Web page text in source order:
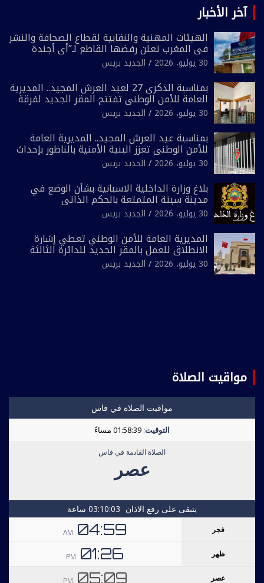
آخر الأخبار
الهيئات المهنية والنقابية لقطاع الصحافة والنشر
في المغرب تعلن رفضها القاطع لـ”أي أجندة
انتخابية مُعدة على مقاس سياسي ومصلحي
ضيق”
30 يوليو، 2026 الجديد بريس
بمناسبة الذكرى 27 لعيد العرش المجيد.. المديرية
العامة للأمن الوطني تفتتح المقر الجديد لفرقة
الشرطة السياحية بفاس
30 يوليو، 2026 الجديد بريس
بمناسبة عيد العرش المجيد.. المديرية العامة
للأمن الوطني تعزز البنية الأمنية بالناظور بإحداث
فرقتين جديدتين
30 يوليو، 2026 الجديد بريس
بلاغ وزارة الداخلية الاسبانية بشأن الوضع في
مدينة سبتة المتمتعة بالحكم الذاتي
30 يوليو، 2026 الجديد بريس
المديرية العامة للأمن الوطني تعطي إشارة
الانطلاق للعمل بالمقر الجديد للدائرة الثالثة
للشرطة بولاية أمن العيون
30 يوليو، 2026 الجديد بريس
مواقيت الصلاة